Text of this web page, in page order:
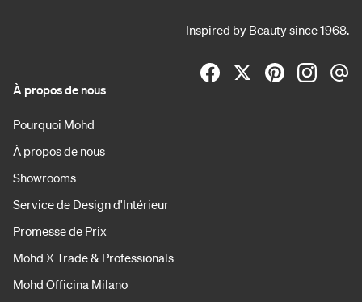
Inspired by Beauty since 1968.
À propos de nous
Pourquoi Mohd
À propos de nous
Showrooms
Service de Design d'Intérieur
Promesse de Prix
Mohd X Trade & Professionals
Mohd Officina Milano